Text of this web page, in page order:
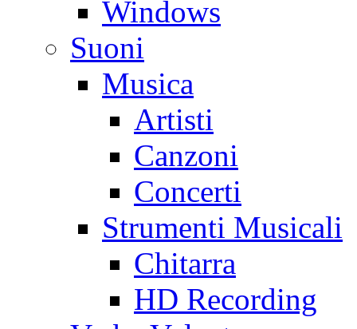
Windows
Suoni
Musica
Artisti
Canzoni
Concerti
Strumenti Musicali
Chitarra
HD Recording